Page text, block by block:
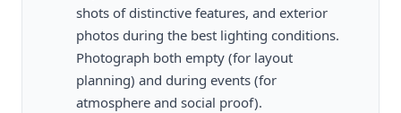
shots of distinctive features, and exterior
photos during the best lighting conditions.
Photograph both empty (for layout
planning) and during events (for
atmosphere and social proof).